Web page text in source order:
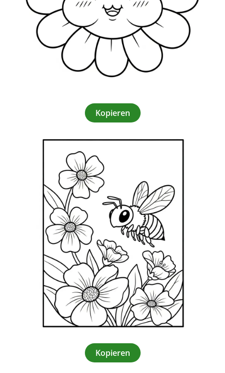
Kopieren
Kopieren